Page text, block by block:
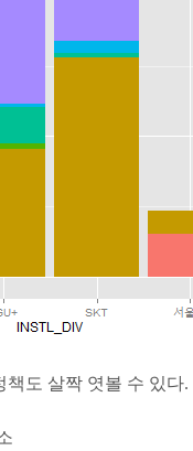
도 살짝 엿볼 수 있다.